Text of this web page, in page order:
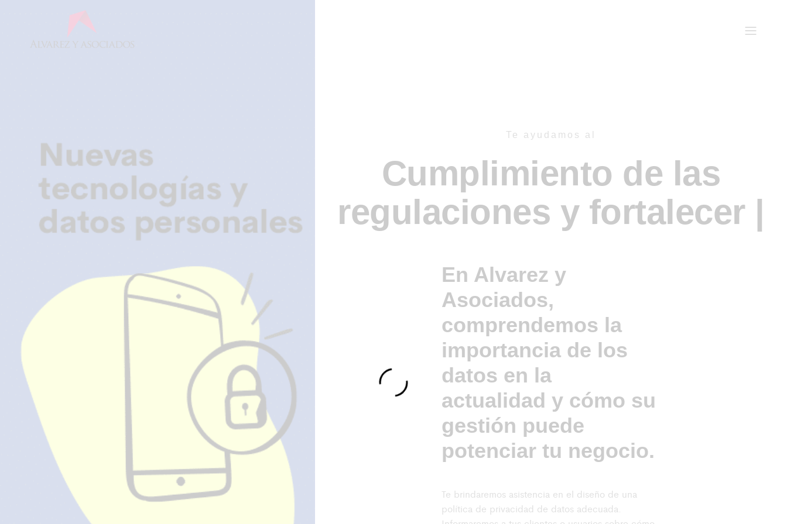
Te ayudamos al
Cumplimiento de las
regulaciones y fortalecer |
En Alvarez y
Asociados,
comprendemos la
importancia de los
datos en la
actualidad y cómo su
gestión puede
potenciar tu negocio.
Te brindaremos asistencia en el diseño de una
política de privacidad de datos adecuada.